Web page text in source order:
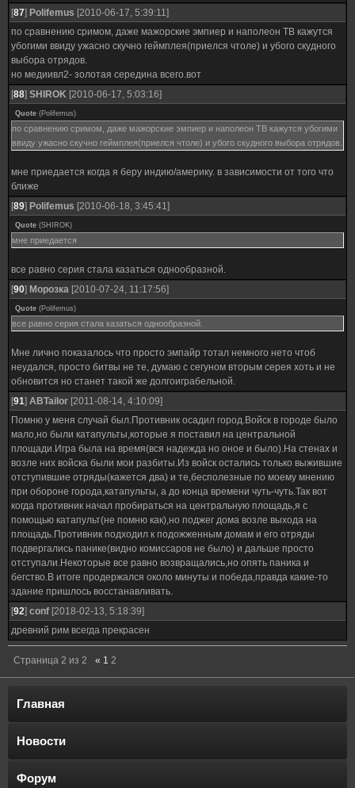
[87] Polifemus [2010-06-17, 5:39:11]
по сравнению сримом, даже мажорские эмпиер и наполеон ТВ кажутся
убогими ввиду ужасно скучно геймплея(приелся чтоле) и убого скудного
выбора отрядов.
но медиивл2- золотая середина всего.вот
[88] SHIROK [2010-06-17, 5:03:16]
Quote (Polifemus)
по сравнению сримом, даже мажорские эмпиер и наполеон ТВ кажутся убогими
ввиду ужасно скучно геймплея(приелся чтоле) и убого скудного выбора отрядов.
мне приедается когда я беру индию/америку. в зависимости от того что
ближе
[89] Polifemus [2010-06-18, 3:45:41]
Quote (SHIROK)
мне приедается
все равно серия стала казаться однообразной.
[90] Морозка [2010-07-24, 11:17:56]
Quote (Polifemus)
все равно серия стала казаться однообразной.
Мне лично показалось что просто эмпайр тотал немного нето чтоб
неудался, просто битвы не те, думаю с сегуном вторым серея хоть и не
обновится но станет такой же долгоиграбельной.
[91] ABTailor [2011-08-14, 4:10:09]
Помню у меня случай был.Противник осадил город.Войск в городе было
мало,но были катапульты,которые я поставил на центральной
площади.Игра была на время(вся надежда но оное и было).На стенах и
возле них войска были мои разбиты.Из войск остались только выжившие
отступившие отряды(кажется два) и те,бесполезные по моему мнению
при обороне города,катапульты, а до конца времени чуть-чуть.Так вот
когда противник начал пробираться на центральную площадь,я с
помощью катапульт(не помню как),но поджег дома возле выхода на
площадь.Противник подходил к подожженным домам и его отряды
подвергались панике(видно комиссаров не было) и дальше просто
отступали.Некоторые все равно возвращались,но опять паника и
бегство.В итоге продержался около минуты и победа,правда какие-то
здание пришлось восстанавливать.
[92] conf [2018-02-13, 5:18:39]
древний рим всегда прекрасен
Страница 2 из 2 « 1 2
Главная
Новости
Форум